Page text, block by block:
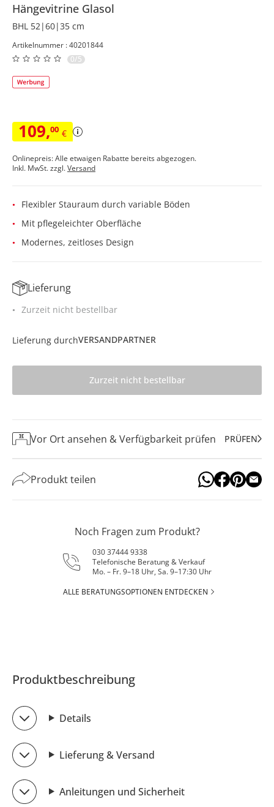
Hängevitrine Glasol
BHL 52|60|35 cm
Artikelnummer : 40201844
0/5
109,00 €
Onlinepreis: Alle etwaigen Rabatte bereits abgezogen.
Inkl. MwSt. zzgl.Versand
Flexibler Stauraum durch variable Böden
Mit pflegeleichter Oberfläche
Modernes, zeitloses Design
Lieferung
Zurzeit nicht bestellbar
Lieferung durchVERSANDPARTNER
Zurzeit nicht bestellbar
Vor Ort ansehen & Verfügbarkeit prüfen PRÜFEN
Produkt teilen
Noch Fragen zum Produkt?
030 37444 9338
Telefonische Beratung & Verkauf
Mo. – Fr. 9–18 Uhr, Sa. 9–17:30 Uhr
ALLE BERATUNGSOPTIONEN ENTDECKEN
Produktbeschreibung
Details
Lieferung & Versand
Anleitungen und Sicherheit